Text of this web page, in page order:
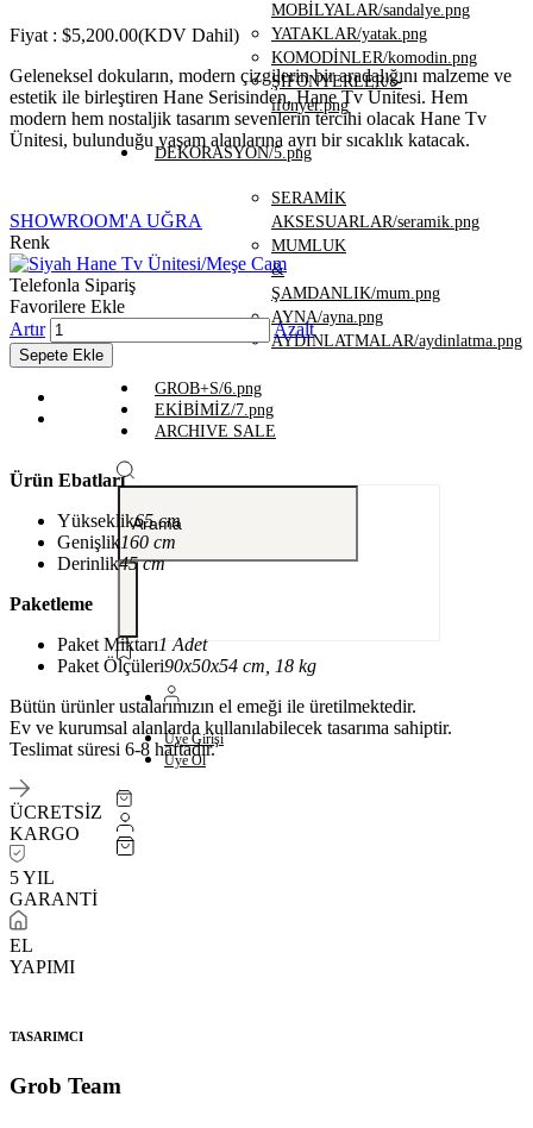
MOBİLYALAR/sandalye.png
YATAKLAR/yatak.png
KOMODİNLER/komodin.png
ŞİFONYERLER/s-
ifonyer.png
DEKORASYON/5.png
SERAMİK
AKSESUARLAR/seramik.png
MUMLUK
&
ŞAMDANLIK/mum.png
AYNA/ayna.png
AYDINLATMALAR/aydinlatma.png
GROB+S/6.png
EKİBİMİZ/7.png
ARCHIVE SALE
Üye Girişi
Üye Ol
Fiyat : $5,200.00(KDV Dahil)
Geleneksel dokuların, modern çizgilerin bir aradalığını malzeme ve
estetik ile birleştiren Hane Serisinden, Hane Tv Ünitesi. Hem
modern hem nostaljik tasarım sevenlerin tercihi olacak Hane Tv
Ünitesi, bulunduğu yaşam alanlarına ayrı bir sıcaklık katacak.
SHOWROOM'A UĞRA
Renk
Telefonla Sipariş
Favorilere Ekle
Artır
Azalt
Ürün Ebatları
Yükseklik65 cm
Genişlik160 cm
Derinlik45 cm
Paketleme
Paket Miktarı1 Adet
Paket Ölçüleri90x50x54 cm, 18 kg
Bütün ürünler ustalarımızın el emeği ile üretilmektedir.
Ev ve kurumsal alanlarda kullanılabilecek tasarıma sahiptir.
Teslimat süresi 6-8 haftadır.
ÜCRETSİZ
KARGO
5 YIL
GARANTİ
EL
YAPIMI
TASARIMCI
Grob Team